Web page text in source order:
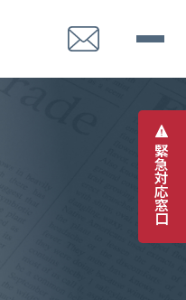
緊
急
対
応
窓
口